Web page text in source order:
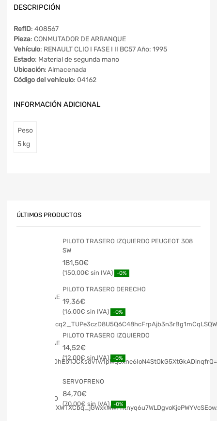
DESCRIPCIÓN
RefID: 408567
Pieza: CONMUTADOR DE ARRANQUE
Vehículo: RENAULT CLIO I FASE I II BC57 Año: 1995
Estado: Material de segunda mano
Ubicación: Almacenada
Código del vehículo: 04162
INFORMACIÓN ADICIONAL
Peso
5 kg
ÚLTIMOS PRODUCTOS
PILOTO TRASERO IZQUIERDO PEUGEOT 308
SW
181,50€
150,00€ -0%
PILOTO TRASERO DERECHO
19,36€
16,00€ -0%
PILOTO TRASERO IZQUIERDO
14,52€
12,00€ -0%
SERVOFRENO
84,70€
70,00€ -0%